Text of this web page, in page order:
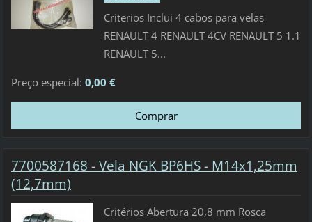
Criterios Inclui 4 cabos para velas
RENAULT 4 RENAULT 4CV RENAULT 5 1.1
RENAULT 5...
Preço especial: 0,00 €
7700587168 - Vela NGK BP6HS - M14x1,25mm
(12,7mm)
Critérios Abertura 20,8 mm Rosca